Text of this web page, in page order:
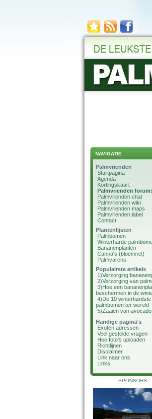
NAVIGATIE
Palmvrienden
Startpagina
Agenda
Kortingskaart
Palmvrienden
Palmvrienden chat
Palmvrienden wiki
Palmvrienden maps
Palmvrienden label
Contact
Plantenlijsten
Palmbomen
Winterharde
Bananenplanten
Canna's (bloemriet)
Palmvarens
Populairste artikels
1)Verzorging
2)Verzorging van
3)Hoe een
beschermen in de
4)De 10 winterhardste
palmbomen ter wereld
5)Zaaien van avocado
Handige pagina's
Exoten adressen
Veel gestelde vragen
Hoe foto's uploaden
Richtlijnen
Disclaimer
Link naar ons
Links
SPONSORS